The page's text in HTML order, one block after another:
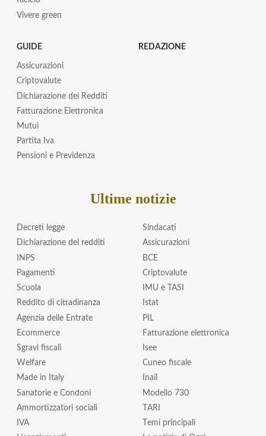
Vivere green
GUIDE
Assicurazioni
Criptovalute
Dichiarazione dei Redditi
Fatturazione Elettronica
Mutui
Partita Iva
Pensioni e Previdenza
REDAZIONE
Ultime notizie
Decreti legge
Dichiarazione dei redditi
INPS
Pagamenti
Scuola
Reddito di cittadinanza
Agenzia delle Entrate
Ecommerce
Sgravi fiscali
Welfare
Made in Italy
Sanatorie e Condoni
Ammortizzatori sociali
IVA
Sindacati
Assicurazioni
BCE
Criptovalute
IMU e TASI
Istat
PIL
Fatturazione elettronica
Isee
Cuneo fiscale
Inail
Modello 730
TARI
Temi principali